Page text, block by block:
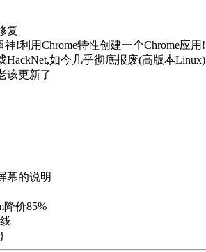
复
!利用Chrome特性创建一个Chrome应用!
HackNet,如今几乎彻底报废(高版本Linux)
该更新了
幕的说明
降价85%